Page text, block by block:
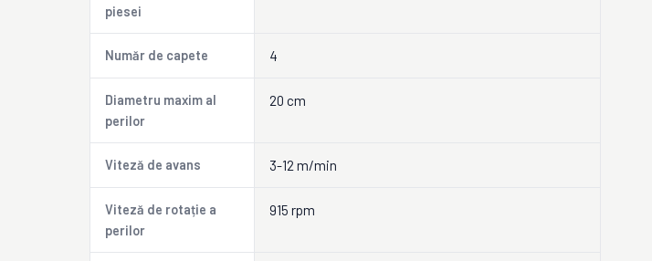
piesei
Număr de capete 4
Diametru maxim al
perilor
20 cm
Viteză de avans 3-12 m/min
Viteză de rotație a
perilor
915 rpm